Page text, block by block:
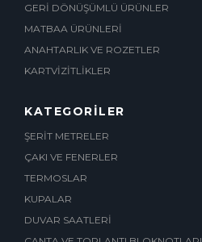
GERİ DÖNÜŞÜMLÜ ÜRÜNLER
MATBAA ÜRÜNLERİ
ANAHTARLIK VE ROZETLER
KARTVİZİTLİKLER
KATEGORİLER
ŞERİT METRELER
ÇAKI VE FENERLER
TERMOSLAR
KUPALAR
DUVAR SAATLERİ